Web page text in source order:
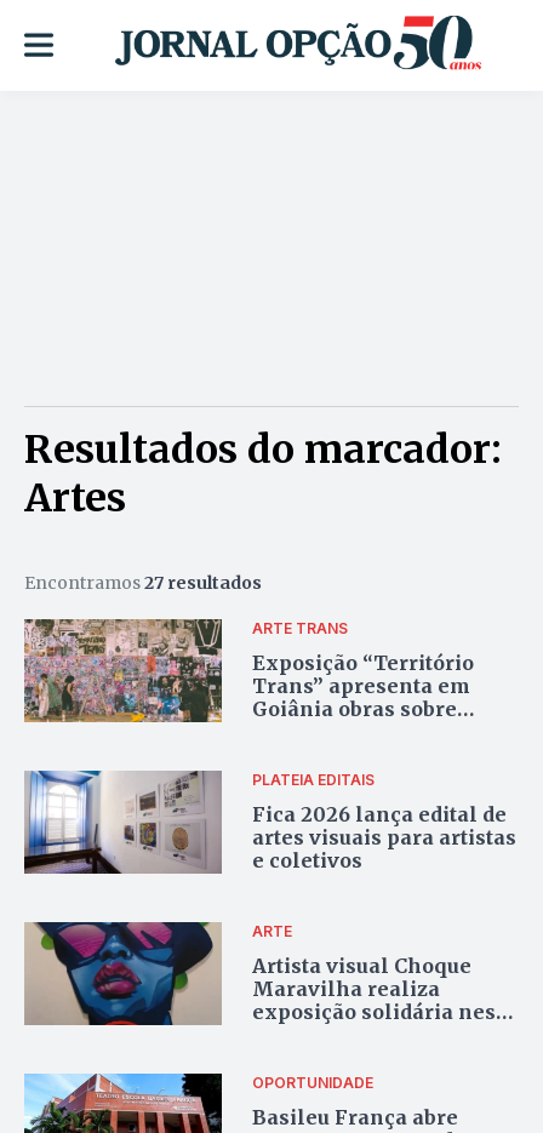
Resultados do marcador:
Artes
Encontramos27 resultados
ARTE TRANS
Exposição “Território
Trans” apresenta em
Goiânia obras sobre
PLATEIA EDITAIS
Fica 2026 lança edital de
artes visuais para artistas
e coletivos
ARTE
Artista visual Choque
Maravilha realiza
exposição solidária neste
OPORTUNIDADE
Basileu França abre